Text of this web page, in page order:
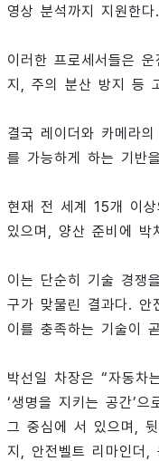
영상 분석까지 지원한다.
이러한 프로세서들은
지, 주의 분산 방지 등
결국 레이더와 카메라
를 가능하게 하는 기반
현재 전 세계 15개 이
있으며, 양산 준비에 박
이는 단순히 기술 경쟁
구가 맞물린 결과다. 안
이를 충족하는 기술이
박선일 차장은 “자동차
‘생명을 지키는 공간’
그 중심에 서 있으며,
지, 안전벨트 리마인더,